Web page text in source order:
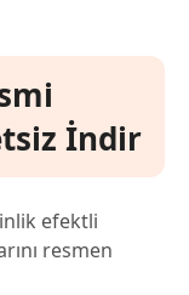
İndir
efektli
resmen